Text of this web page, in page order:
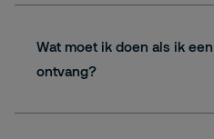
Wat moet ik doen als ik
ontvang?